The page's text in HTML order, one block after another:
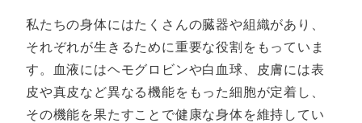
私たちの身体にはたくさんの臓器や組織があり、
それぞれが生きるために重要な役割をもっていま
す。血液にはヘモグロビンや白血球、皮膚には表
皮や真皮など異なる機能をもった細胞が定着し、
その機能を果たすことで健康な身体を維持してい